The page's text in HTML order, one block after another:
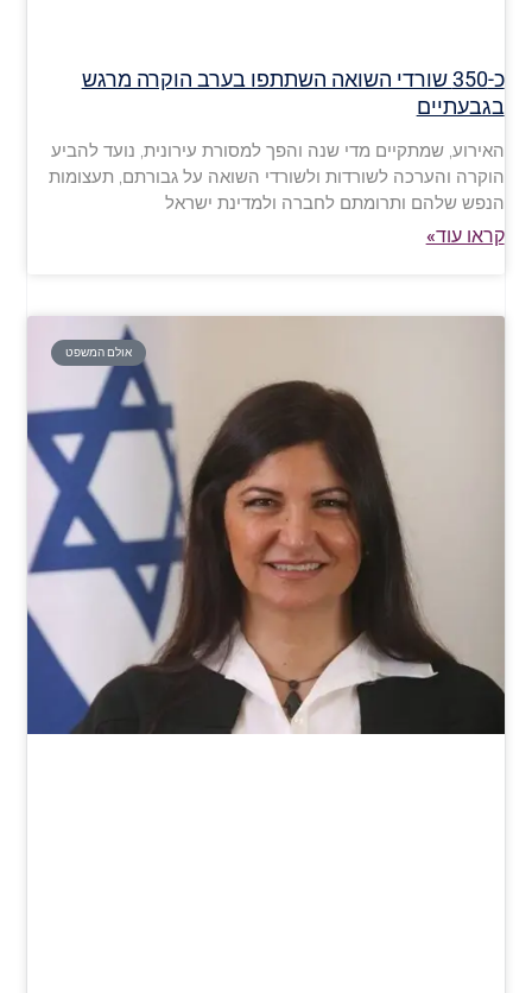
כ-350 שורדי השואה השתתפו בערב הוקרה מרגש
בגבעתיים
האירוע, שמתקיים מדי שנה והפך למסורת עירונית, נועד להביע
הוקרה והערכה לשורדות ולשורדי השואה על גבורתם, תעצומות
הנפש שלהם ותרומתם לחברה ולמדינת ישראל
קראו עוד»
אולם המשפט